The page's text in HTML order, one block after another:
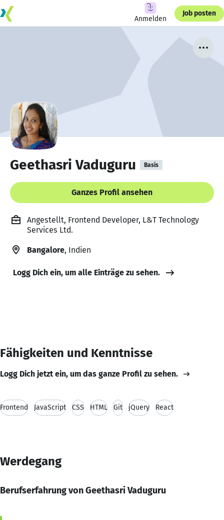
Anmelden
Job posten
Geethasri Vaduguru Basis
Ganzes Profil ansehen
Angestellt, Frontend Developer, L&T Technology
Services Ltd.
Bangalore, Indien
Logg Dich ein, um alle Einträge zu sehen.
Fähigkeiten und Kenntnisse
Logg Dich jetzt ein, um das ganze Profil zu sehen.
Frontend JavaScript CSS HTML Git jQuery React
Werdegang
Berufserfahrung von Geethasri Vaduguru